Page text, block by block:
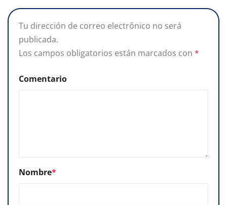
Tu dirección de correo electrónico no será
publicada.
Los campos obligatorios están marcados con *
Comentario
Nombre*